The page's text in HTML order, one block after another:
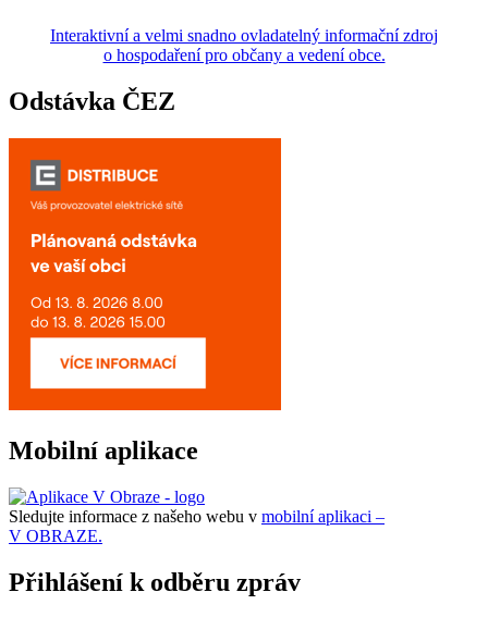
Interaktivní a velmi snadno ovladatelný informační zdroj
o hospodaření pro občany a vedení obce.
Odstávka ČEZ
Mobilní aplikace
Sledujte informace z našeho webu v mobilní aplikaci –
V OBRAZE.
Přihlášení k odběru zpráv